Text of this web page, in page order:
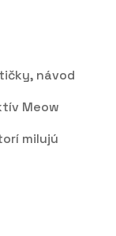
návod
Meow
milujú